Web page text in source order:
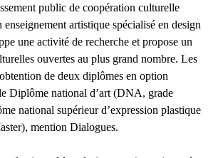
public de coopération culturelle
artistique spécialisé en design
une activité de recherche et propose un
ouvertes au plus grand nombre. Les
de deux diplômes en option
Diplôme national d’art (DNA, grade
national supérieur d’expression plastique
mention Dialogues.